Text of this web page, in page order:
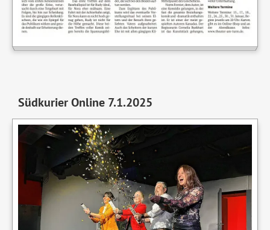
Südkurier Online 7.1.2025